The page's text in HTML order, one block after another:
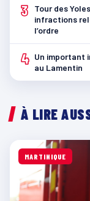
3
Tour des
infractions
l’ordre
4 Un important
au Lamentin
À LIRE
MARTINIQUE